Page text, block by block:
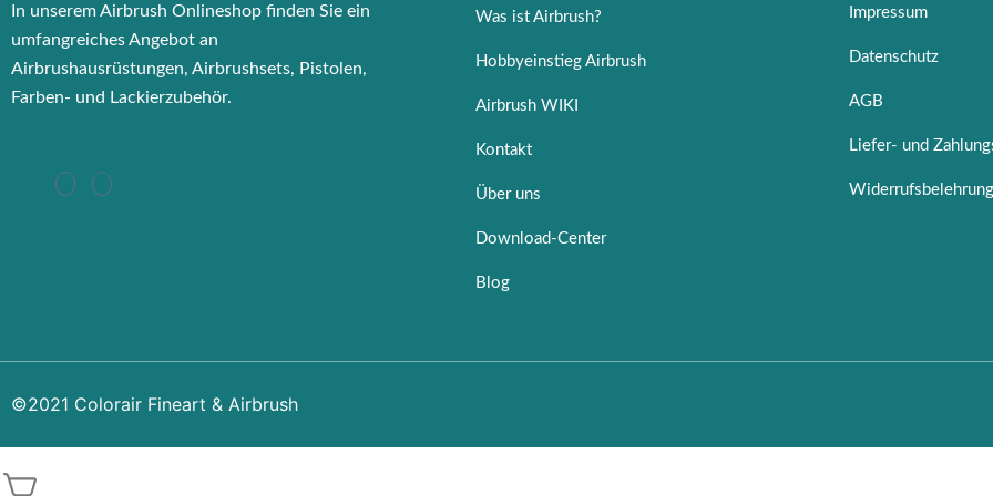
In unserem Airbrush Onlineshop finden Sie ein
umfangreiches Angebot an
Airbrushausrüstungen, Airbrushsets, Pistolen,
Farben- und Lackierzubehör.
Was ist Airbrush?
Hobbyeinstieg Airbrush
Airbrush WIKI
Kontakt
Über uns
Download-Center
Blog
Impressum
Datenschutz
AGB
Liefer- und
Widerrufsbelehrung
©2021 Colorair Fineart & Airbrush